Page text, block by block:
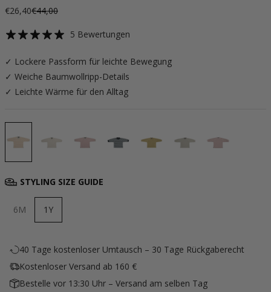
Angebot
€26,40Regulärer Preis
€44,00
5 Bewertungen
✓ Lockere Passform für leichte Bewegung
✓ Weiche Baumwollripp-Details
✓ Leichte Wärme für den Alltag
STYLING SIZE GUIDE
6M 1Y
40 Tage kostenloser Umtausch – 30 Tage Rückgaberecht
Kostenloser Versand ab 160 €
Bestelle vor 13:30 Uhr – Versand am selben Tag